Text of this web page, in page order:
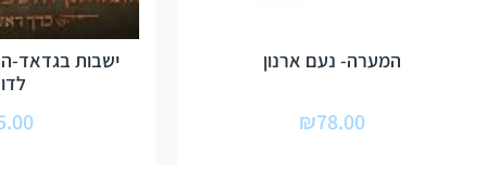
המערה- נעם ארנון
₪78.00
ישבות בגדאד-